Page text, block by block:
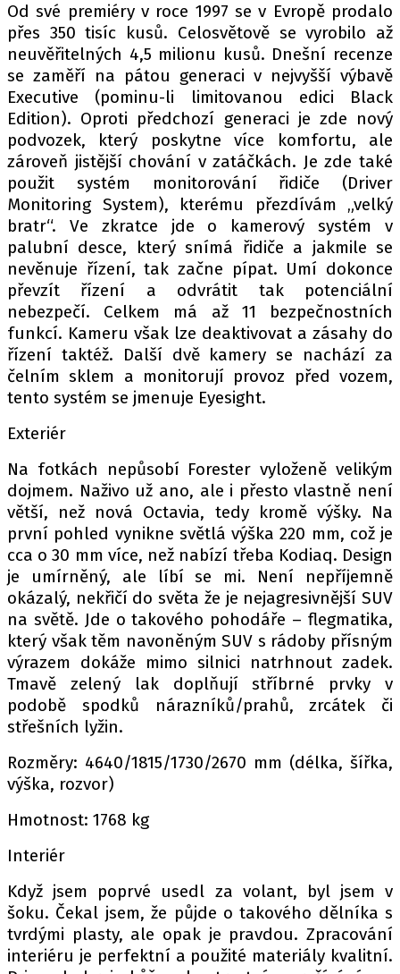
ETICKÝ KODEX
KONTAKT
VYDAVATEL
INZERCE
OSOBNÍ ÚDAJE / COOKIES
Provozovatelem serveru autoroad.cz je
INCORP MEDIA GROUP s.r.o., IČ: 118 23 054
Od své premiéry v roce 1997 se v Evropě prodalo
přes 350 tisíc kusů. Celosvětově se vyrobilo až
neuvěřitelných 4,5 milionu kusů. Dnešní recenze
se zaměří na pátou generaci v nejvyšší výbavě
Executive (pominu-li limitovanou edici Black
Edition). Oproti předchozí generaci je zde nový
podvozek, který poskytne více komfortu, ale
zároveň jistější chování v zatáčkách. Je zde také
použit systém monitorování řidiče (Driver
Monitoring System), kterému přezdívám „velký
bratr“. Ve zkratce jde o kamerový systém v
palubní desce, který snímá řidiče a jakmile se
nevěnuje řízení, tak začne pípat. Umí dokonce
převzít řízení a odvrátit tak potenciální
nebezpečí. Celkem má až 11 bezpečnostních
funkcí. Kameru však lze deaktivovat a zásahy do
řízení taktéž. Další dvě kamery se nachází za
čelním sklem a monitorují provoz před vozem,
tento systém se jmenuje Eyesight.
Exteriér
Na fotkách nepůsobí Forester vyloženě velikým
dojmem. Naživo už ano, ale i přesto vlastně není
větší, než nová Octavia, tedy kromě výšky. Na
první pohled vynikne světlá výška 220 mm, což je
cca o 30 mm více, než nabízí třeba Kodiaq. Design
je umírněný, ale líbí se mi. Není nepříjemně
okázalý, nekřičí do světa že je nejagresivnější SUV
na světě. Jde o takového pohodáře – flegmatika,
který však těm navoněným SUV s rádoby přísným
výrazem dokáže mimo silnici natrhnout zadek.
Tmavě zelený lak doplňují stříbrné prvky v
podobě spodků nárazníků/prahů, zrcátek či
střešních lyžin.
Rozměry: 4640/1815/1730/2670 mm (délka, šířka,
výška, rozvor)
Hmotnost: 1768 kg
Interiér
Když jsem poprvé usedl za volant, byl jsem v
šoku. Čekal jsem, že půjde o takového dělníka s
tvrdými plasty, ale opak je pravdou. Zpracování
interiéru je perfektní a použité materiály kvalitní.